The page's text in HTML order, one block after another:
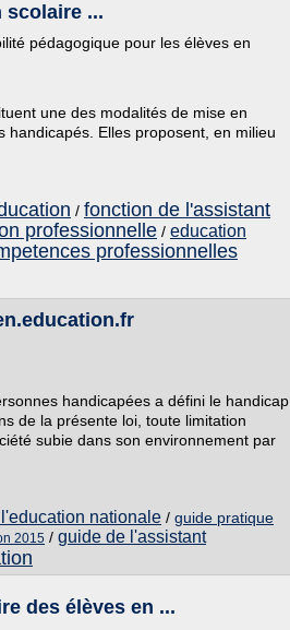
scolaire ...
pédagogique pour les élèves en
une des modalités de mise en
Elles proposent, en milieu
/ fonction de l'assistant
professionnelle / education
professionnelles
handicapées a défini le handicap
de la présente loi, toute limitation
subie dans son environnement par
nationale / guide pratique
2015 / guide de l'assistant
des élèves en ...